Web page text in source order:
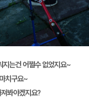
지는건 어쩔수 없었지요~
치구요~
봐야겠지요?